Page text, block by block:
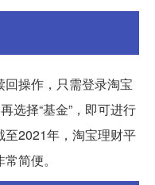
操作，只需登录淘宝
选择“基金”，即可进行
2021年，淘宝理财平
简便。